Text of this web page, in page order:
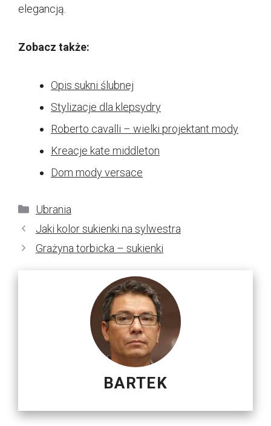
elegancją.
Zobacz także:
Opis sukni ślubnej
Stylizacje dla klepsydry
Roberto cavalli – wielki projektant mody
Kreacje kate middleton
Dom mody versace
Kategorie
Ubrania
Jaki kolor sukienki na sylwestra
Grażyna torbicka – sukienki
BARTEK